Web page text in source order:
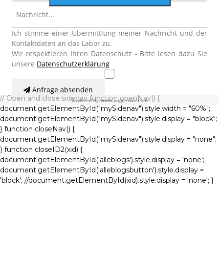
Ich stimme einer Übermittlung meiner Nachricht und der
Kontaktdaten an das Labor zu.
Wir respektieren Ihren Datenschutz - Bitte lesen dazu Sie
unsere Datenschutzerklärung
Anfrage absenden
powered bywww.page-man.com
// Open and close sidenav function openNav() {
document.getElementById("mySidenav").style.width = "60%";
document.getElementById("mySidenav").style.display = "block";
} function closeNav() {
document.getElementById("mySidenav").style.display = "none";
} function closeID2(xid) {
document.getElementById('alleblogs').style.display = 'none';
document.getElementById('alleblogsbutton').style.display =
'block'; //document.getElementById(xid).style.display = 'none'; }